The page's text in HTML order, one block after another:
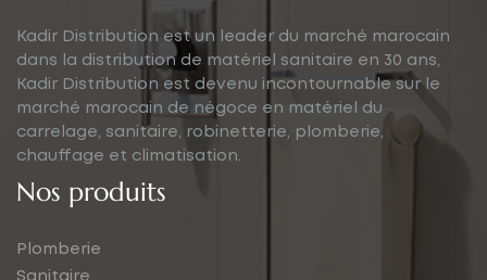
Kadir Distribution est un leader du marché marocain
dans la distribution de matériel sanitaire en 30 ans,
Kadir Distribution est devenu incontournable sur le
marché marocain de négoce en matériel du
carrelage, sanitaire, robinetterie, plomberie,
chauffage et climatisation.
Nos produits
Plomberie